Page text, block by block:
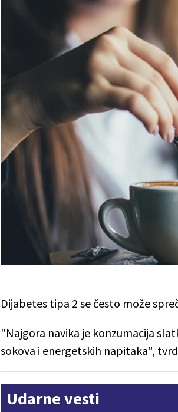
Dijabetes tipa 2 se često može
"Najgora navika je konzumacija
sokova i energetskih napitaka",
Udarne vesti